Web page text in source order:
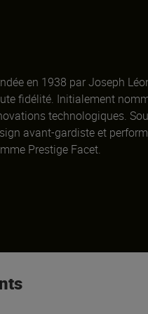
en 1938 par Joseph
fidélité. Initialement
technologiques.
avant-gardiste et
Prestige Facet.